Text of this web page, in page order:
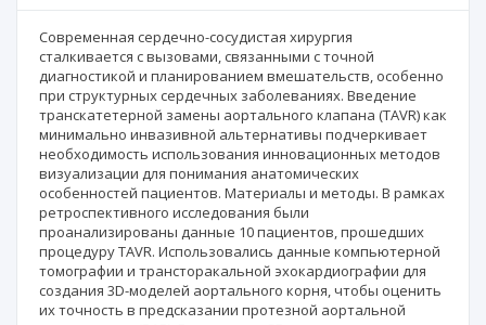
Современная сердечно-сосудистая хирургия
сталкивается с вызовами, связанными с точной
диагностикой и планированием вмешательств, особенно
при структурных сердечных заболеваниях. Введение
транскатетерной замены аортального клапана (TAVR) как
минимально инвазивной альтернативы подчеркивает
необходимость использования инновационных методов
визуализации для понимания анатомических
особенностей пациентов. Материалы и методы. В рамках
ретроспективного исследования были
проанализированы данные 10 пациентов, прошедших
процедуру TAVR. Использовались данные компьютерной
томографии и трансторакальной эхокардиографии для
создания 3D-моделей аортального корня, чтобы оценить
их точность в предсказании протезной аортальной